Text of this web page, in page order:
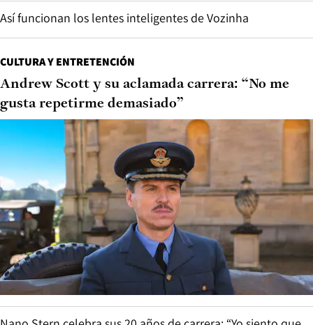
Así funcionan los lentes inteligentes de Vozinha
CULTURA Y ENTRETENCIÓN
Andrew Scott y su aclamada carrera: “No me
gusta repetirme demasiado”